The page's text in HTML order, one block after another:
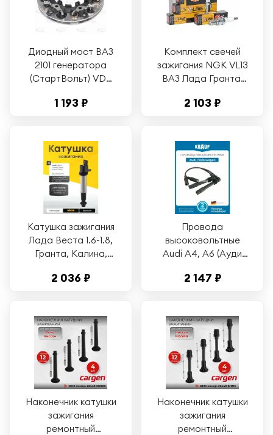
Диодный мост ВАЗ
2101 генератора
(СтартВольт) VDB
VDB 0101
1 193 ₽
Комплект свечей
зажигания NGK VL13
ВАЗ Лада Гранта,
2108-1112 (8
Do; Daewoo Nexia
N150 8V BPR6ES-11
VL13 5339, BPR6ES11
4 шт
2 103 ₽
Катушка зажигания
Лада Веста 1.6-1.8,
Гранта, Калина,
клапанов) HOFER
0221504473
2 036 ₽
Провода
высоковольтные
Audi A4, A6 (Ауди
Volkswagen Passat
2 147 ₽
Наконечник катушки
зажигания
ремонтный
Наконечник катушки
зажигания
ремонтный